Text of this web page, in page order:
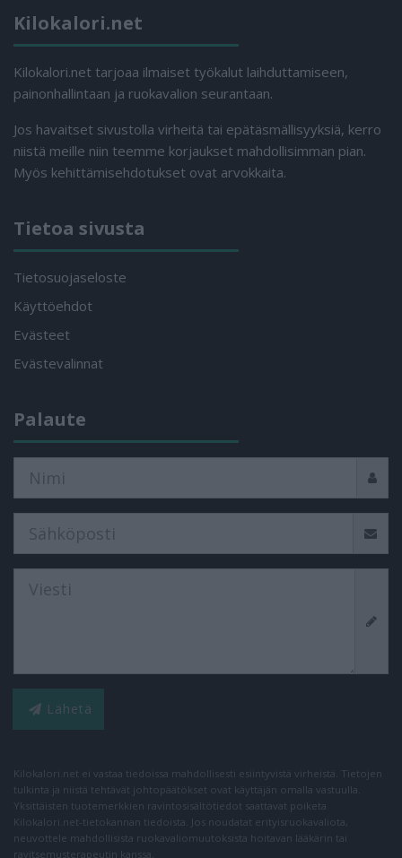
Kilokalori.net
Kilokalori.net tarjoaa ilmaiset työkalut laihduttamiseen,
painonhallintaan ja ruokavalion seurantaan.
Jos havaitset sivustolla virheitä tai epätäsmällisyyksiä, kerro
niistä meille niin teemme korjaukset mahdollisimman pian.
Myös kehittämisehdotukset ovat arvokkaita.
Tietoa sivusta
Tietosuojaseloste
Käyttöehdot
Evästeet
Evästevalinnat
Palaute
Lähetä
Kilokalori.net ei vastaa tiedoissa mahdollisesti esiintyvistä virheistä. Tietojen
tulkinta ja niistä tehtävät johtopäätökset ovat käyttäjän omalla vastuulla.
Yksittäisten tuotemerkkien ravintosisältötiedot saattavat poiketa
Kilokalori.net-tietokannan tiedoista. Jos noudatat erityisruokavaliota,
neuvottele mahdollisista ruokavaliomuutoksista hoitavan lääkärin tai
ravitsemusterapeutin kanssa.